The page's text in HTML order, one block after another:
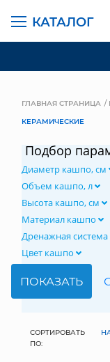
КАТАЛОГ
ГЛАВНАЯ СТРАНИЦА
КЕРАМИЧЕСКИЕ
Подбор
Диаметр кашпо, см
Объем кашпо, л
Высота кашпо, см
Материал кашпо
Дренажная система
Цвет кашпо
СОРТИРОВАТЬ
ПО: